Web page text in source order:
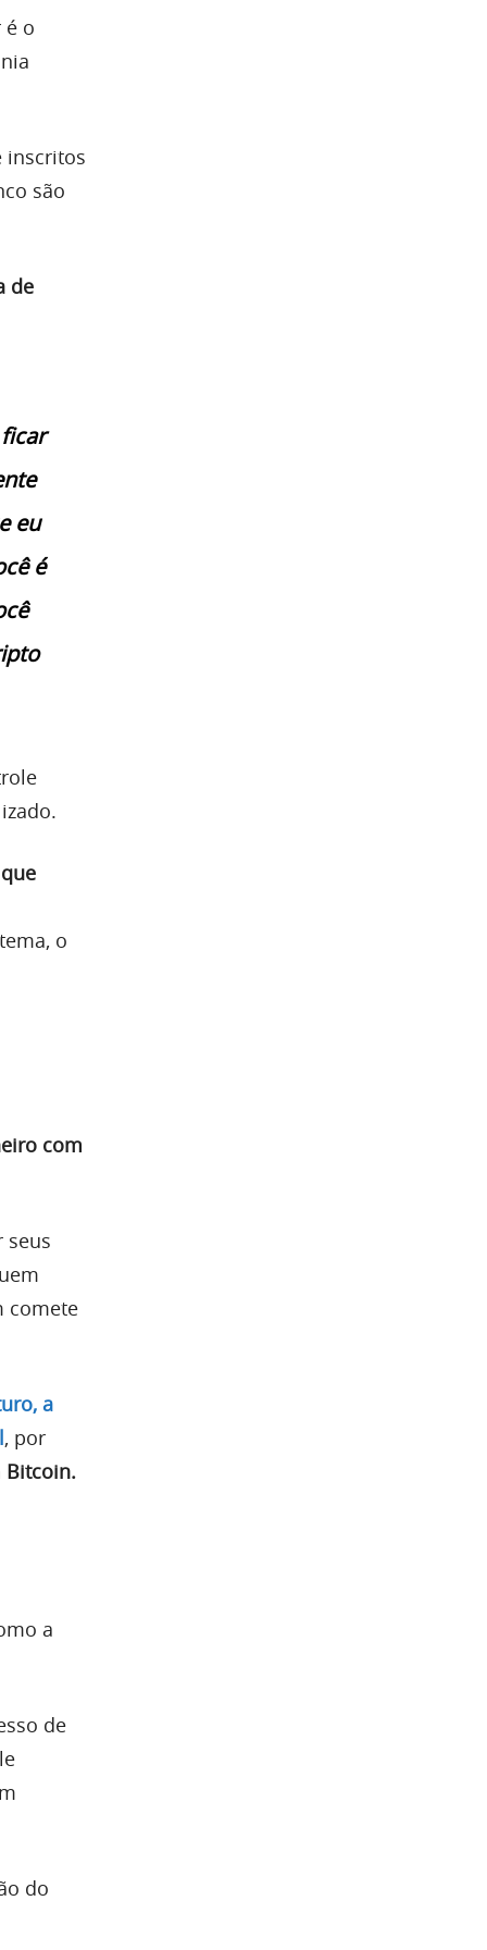
o
inscritos
são
de
eu
é
o
com
seus
comete
a
, por
Bitcoin.
a
de
do